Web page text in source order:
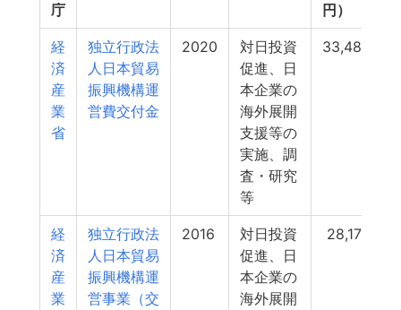
庁
円）
経
済
産
業
省
独立行政法
人日本貿易
振興機構運
営費交付金
2020
対日投資
促進、日
本企業の
海外展開
支援等の
実施、調
査・研究
等
33,482
経
済
産
業
独立行政法
人日本貿易
振興機構運
営事業（交
2016
対日投資
促進、日
本企業の
海外展開
28,175